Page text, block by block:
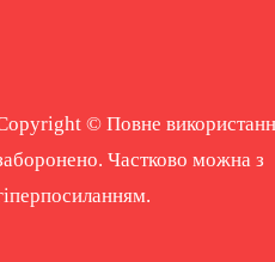
© Повне
Частково можна з